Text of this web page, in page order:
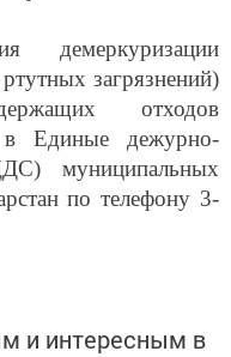
демеркуризации
загрязнений)
отходов
в Единые дежурно-
муниципальных
по телефону 3-
и интересным в